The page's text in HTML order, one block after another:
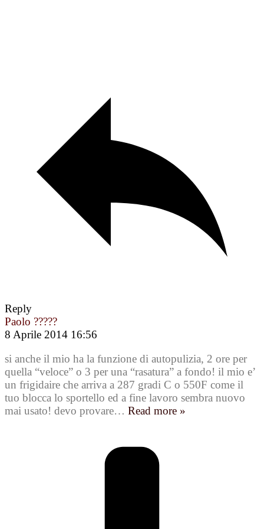
Reply
Paolo ?????
8 Aprile 2014 16:56
si anche il mio ha la funzione di autopulizia, 2 ore per
quella “veloce” o 3 per una “rasatura” a fondo! il mio e’
un frigidaire che arriva a 287 gradi C o 550F come il
tuo blocca lo sportello ed a fine lavoro sembra nuovo
mai usato! devo provare… Read more »